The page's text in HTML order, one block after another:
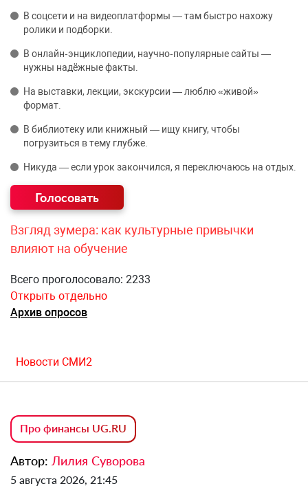
В соцсети и на видеоплатформы — там быстро нахожу
ролики и подборки.
В онлайн‑энциклопедии, научно‑популярные сайты —
нужны надёжные факты.
На выставки, лекции, экскурсии — люблю «живой»
формат.
В библиотеку или книжный — ищу книгу, чтобы
погрузиться в тему глубже.
Никуда — если урок закончился, я переключаюсь на отдых.
Взгляд зумера: как культурные привычки
влияют на обучение
Всего проголосовало: 2233
Открыть отдельно
Архив опросов
Новости СМИ2
Про финансы UG.RU
Автор: Лилия Суворова
5 августа 2026, 21:45